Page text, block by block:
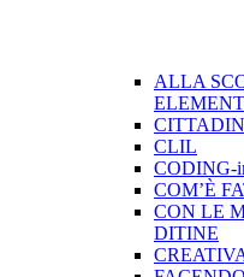
ALLA
CLIL
CODING-
COM’È
CON LE
DITINE